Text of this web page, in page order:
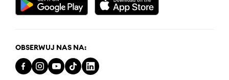
OBSERWUJ NAS NA: